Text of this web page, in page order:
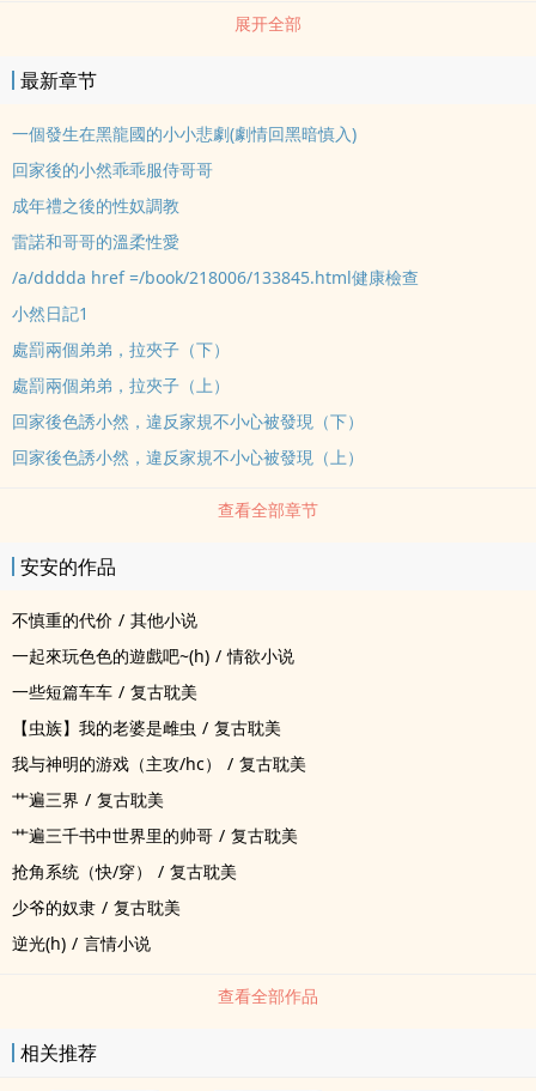
展开全部
最新章节
一個發生在黑龍國的小小悲劇(劇情回黑暗慎入)
回家後的小然乖乖服侍哥哥
成年禮之後的性奴調教
雷諾和哥哥的溫柔性愛
/a/dddda href =/book/218006/133845.html健康檢查
小然日記1
處罰兩個弟弟，拉夾子（下）
處罰兩個弟弟，拉夾子（上）
回家後色誘小然，違反家規不小心被發現（下）
回家後色誘小然，違反家規不小心被發現（上）
查看全部章节
安安的作品
不慎重的代价 / 其他小说
一起來玩色色的遊戲吧~(h) / 情欲小说
一些短篇车车 / 复古耽美
【虫族】我的老婆是雌虫 / 复古耽美
我与神明的游戏（主攻/hc）
/ 复古耽美
艹遍三界 / 复古耽美
艹遍三千书中世界里的帅哥 / 复古耽美
抢角系统（快/穿）
/ 复古耽美
少爷的奴隶 / 复古耽美
逆光(h) / 言情小说
查看全部作品
相关推荐